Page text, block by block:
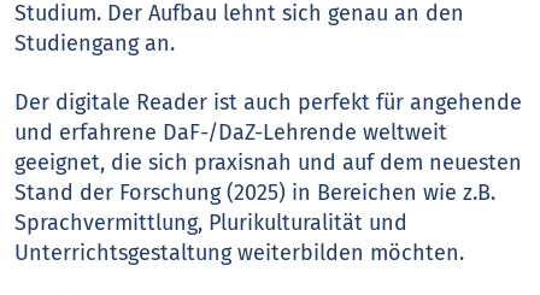
Studium. Der Aufbau lehnt sich genau an den
Studiengang an.
Der digitale Reader ist auch perfekt für angehende
und erfahrene DaF-/DaZ-Lehrende weltweit
geeignet, die sich praxisnah und auf dem neuesten
Stand der Forschung (2025) in Bereichen wie z.B.
Sprachvermittlung, Plurikulturalität und
Unterrichtsgestaltung weiterbilden möchten.